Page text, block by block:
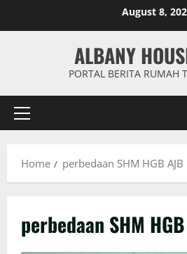
August 8,
ALBANY
PORTAL BERITA RUMAH
Primary
Home perbedaan SHM HGB AJB
perbedaan SHM